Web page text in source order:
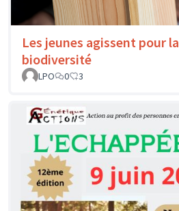
Les jeunes agissent pour la
biodiversité
LPO
0 3